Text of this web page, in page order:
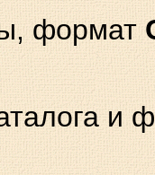
формат
и